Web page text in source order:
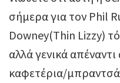
σήμερα για τον Phil
Downey(Thin Lizzy)
αλλά γενικά
καφετέρια/